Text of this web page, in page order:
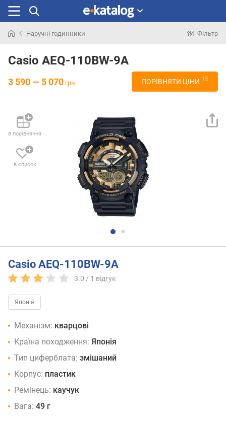
раніше
Наручні годинники Фільтр
Casio AEQ-110BW-9A
3 590 — 5 070 грн. ПОРІВНЯТИ ЦІНИ 15
в порівняння
в список
Casio AEQ-110BW-9A
3.0 / 1 відгук
Японія
Механізм: кварцові
Країна походження: Японія
Тип циферблата: змішаний
Корпус: пластик
Ремінець: каучук
Вага: 49 г